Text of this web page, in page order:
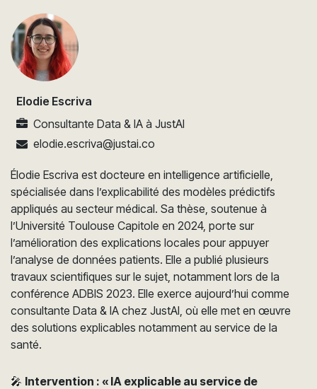
Elodie Escriva
Consultante Data & IA à JustAI
elodie.escriva@justai.co
Élodie Escriva est docteure en intelligence artificielle,
spécialisée dans l’explicabilité des modèles prédictifs
appliqués au secteur médical. Sa thèse, soutenue à
l’Université Toulouse Capitole en 2024, porte sur
l’amélioration des explications locales pour appuyer
l’analyse de données patients. Elle a publié plusieurs
travaux scientifiques sur le sujet, notamment lors de la
conférence ADBIS 2023. Elle exerce aujourd’hui comme
consultante Data & IA chez JustAI, où elle met en œuvre
des solutions explicables notamment au service de la
santé.
🎤 Intervention : « IA explicable au service de